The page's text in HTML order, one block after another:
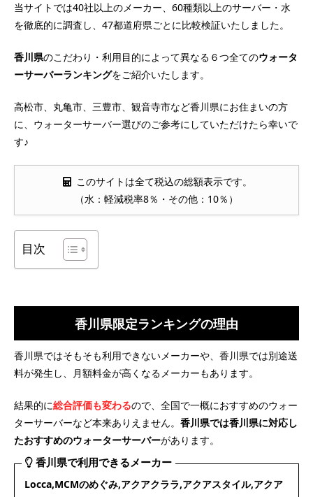
当サイトでは40社以上のメーカー、60種類以上のサーバー・水
を徹底的に調査し、47都道府県ごとに比較検証いたしました。
香川県のこだわり・利用目的によって異なる６つ全てのウォータ
ーサーバーランキングをご紹介いたします。
高松市、丸亀市、三豊市、観音寺市など香川県にお住まいの方
に、ウォーターサーバー選びのご参考にしていただけたら幸いで
す♪
このサイトは全て税込の総額表示です。
（水：軽減税率8％・その他：10％）
目次
香川県限定ランキングの理由
香川県ではそもそも利用できないメーカーや、香川県では別途送
料が発生し、月額料金が高くなるメーカーもあります。
結果的に総合評価も変わるので、全国で一概におすすめのウォー
ターサーバーなど本来ありえません。 香川県では香川県に対応し
たおすすめのウォーターサーバーがあります。
香川県で利用できるメーカー
Locca,MCMのめぐみ,アクアクララ,アクアスタイル,アクア